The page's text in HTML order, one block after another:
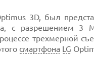
3D, был
с разрешением 3
трехмерной
смартфона LG